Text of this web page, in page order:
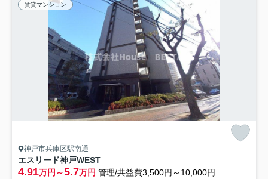
賃貸マンション
神戸市兵庫区駅南通
エスリード神戸WEST
4.91万円～5.7万円 管理/共益費3,500円～10,000円